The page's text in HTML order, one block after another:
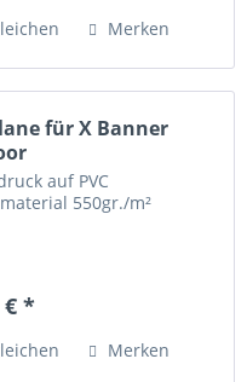
Merken
für X Banner
auf PVC
550gr./m²
€ *
Merken